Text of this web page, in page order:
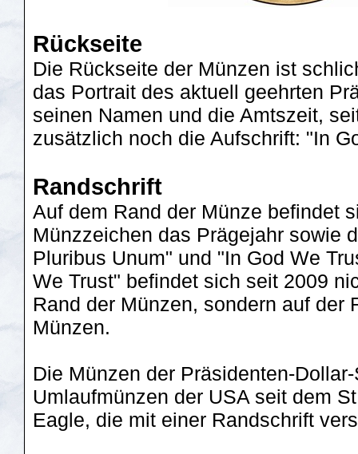
Rückseite
Die Rückseite der Münzen ist
das Portrait des aktuell geehrten
seinen Namen und die Amtszeit,
zusätzlich noch die Aufschrift: "In
Randschrift
Auf dem Rand der Münze befindet
Münzzeichen das Prägejahr sowie
Pluribus Unum" und "In God We
We Trust" befindet sich seit 2009
Rand der Münzen, sondern auf der
Münzen.
Die Münzen der Präsidenten-
Umlaufmünzen der USA seit dem
Eagle, die mit einer Randschrift